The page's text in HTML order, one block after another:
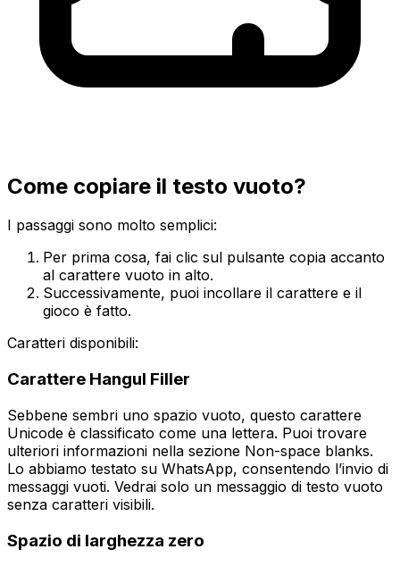
Come copiare il testo vuoto?
I passaggi sono molto semplici:
Per prima cosa, fai clic sul pulsante copia accanto
al carattere vuoto in alto.
Successivamente, puoi incollare il carattere e il
gioco è fatto.
Caratteri disponibili:
Carattere Hangul Filler
Sebbene sembri uno spazio vuoto, questo carattere
Unicode è classificato come una lettera. Puoi trovare
ulteriori informazioni nella sezione Non-space blanks.
Lo abbiamo testato su WhatsApp, consentendo l’invio di
messaggi vuoti. Vedrai solo un messaggio di testo vuoto
senza caratteri visibili.
Spazio di larghezza zero